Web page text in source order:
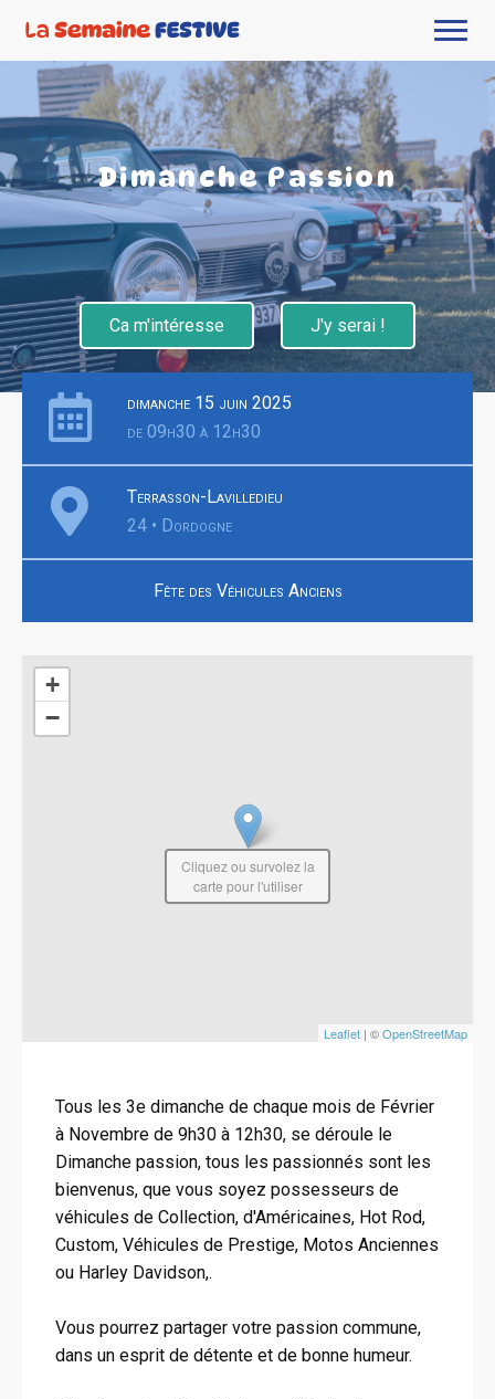
Dimanche Passion
Ca m'intéresse J'y serai !
dimanche 15 juin 2025
de 09h30 à 12h30
Terrasson-Lavilledieu
24 • Dordogne
Fête des Véhicules Anciens
+
−
Leaflet | ©OpenStreetMap
Cliquez ou survolez la
carte pour l'utiliser
Tous les 3e dimanche de chaque mois de Février
à Novembre de 9h30 à 12h30, se déroule le
Dimanche passion, tous les passionnés sont les
bienvenus, que vous soyez possesseurs de
véhicules de Collection, d'Américaines, Hot Rod,
Custom, Véhicules de Prestige, Motos Anciennes
ou Harley Davidson,.
Vous pourrez partager votre passion commune,
dans un esprit de détente et de bonne humeur.